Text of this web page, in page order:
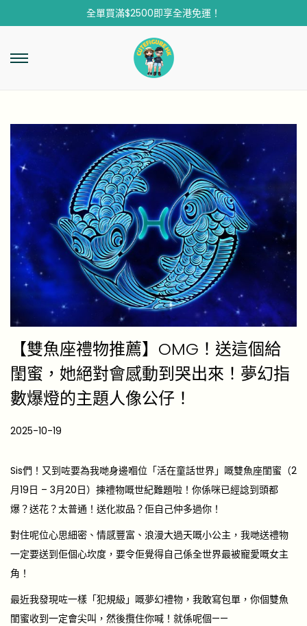
全單買滿$2500即享全港免運！
【雙魚座禮物推薦】OMG！送這個給
閨蜜，她絕對會感動到哭出來！夢幻指
數爆燈的主題人像公仔！
P
s
t
e
2025-10-19
2
6
-
7
Sis們！又到咗要為我哋身邊嗰位「活在童話世界」嘅雙魚座閨蜜（2
月19日 – 3月20日）揀禮物嘅世紀難題啦！你係咪已經諗到頭都
爆？送花？太普通！送化妝品？佢自己仲多過你！
對住呢位心思細密、情感豐富、浪漫大過天嘅小公主，我哋送禮物
一定要送到佢個心坎度，要令佢覺得自己係全世界最被寵愛嘅女主
角！
最近我發現咗一樣「犯規級」嘅夢幻禮物，我敢寫包單，你個雙魚
閨蜜收到一定會尖叫，然後攬住你喊！就係呢個——